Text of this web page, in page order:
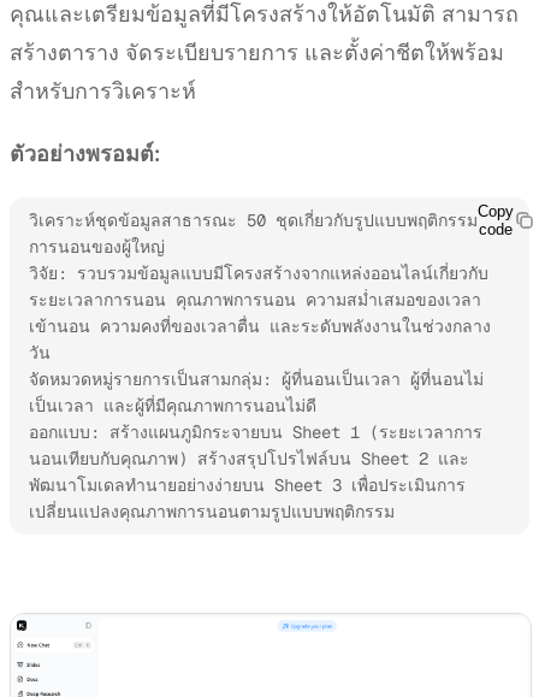
คุณและเตรียมข้อมูลที่มีโครงสร้างให้อัตโนมัติ สามารถ
สร้างตาราง จัดระเบียบรายการ และตั้งค่าชีตให้พร้อม
สำหรับการวิเคราะห์
ตัวอย่างพรอมต์:
วิเคราะห์ชุดข้อมูลสาธารณะ 50 ชุดเกี่ยวกับรูปแบบพฤติกรรม
การนอนของผู้ใหญ่
วิจัย: รวบรวมข้อมูลแบบมีโครงสร้างจากแหล่งออนไลน์เกี่ยวกับ
ระยะเวลาการนอน คุณภาพการนอน ความสม่ำเสมอของเวลา
เข้านอน ความคงที่ของเวลาตื่น และระดับพลังงานในช่วงกลาง
วัน
จัดหมวดหมู่รายการเป็นสามกลุ่ม: ผู้ที่นอนเป็นเวลา ผู้ที่นอนไม่
เป็นเวลา และผู้ที่มีคุณภาพการนอนไม่ดี
ออกแบบ: สร้างแผนภูมิกระจายบน Sheet 1 (ระยะเวลาการ
นอนเทียบกับคุณภาพ) สร้างสรุปโปรไฟล์บน Sheet 2 และ
พัฒนาโมเดลทำนายอย่างง่ายบน Sheet 3 เพื่อประเมินการ
เปลี่ยนแปลงคุณภาพการนอนตามรูปแบบพฤติกรรม
Copy
code